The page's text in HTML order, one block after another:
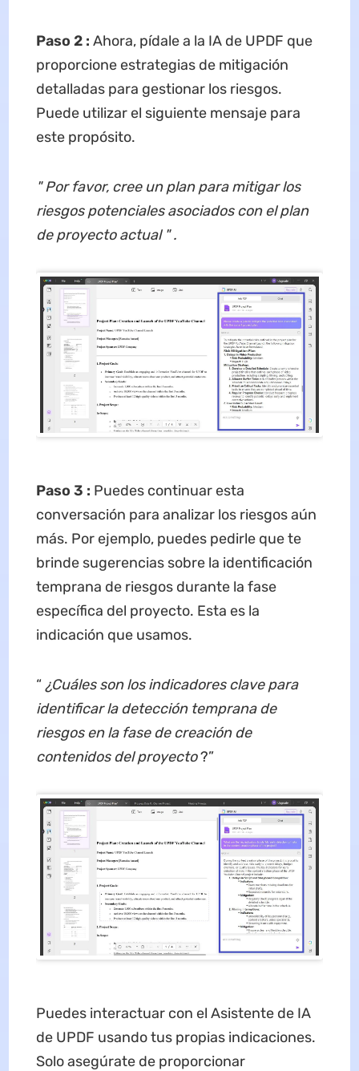
Paso 2 : Ahora, pídale a la IA de UPDF que
proporcione estrategias de mitigación
detalladas para gestionar los riesgos.
Puede utilizar el siguiente mensaje para
este propósito.
"Por favor, cree un plan para mitigar los
riesgos potenciales asociados con el plan
de proyecto actual " .
Paso 3 : Puedes continuar esta
conversación para analizar los riesgos aún
más. Por ejemplo, puedes pedirle que te
brinde sugerencias sobre la identificación
temprana de riesgos durante la fase
específica del proyecto. Esta es la
indicación que usamos.
“ ¿Cuáles son los indicadores clave para
identificar la detección temprana de
riesgos en la fase de creación de
contenidos del proyecto?”
Puedes interactuar con el Asistente de IA
de UPDF usando tus propias indicaciones.
Solo asegúrate de proporcionar